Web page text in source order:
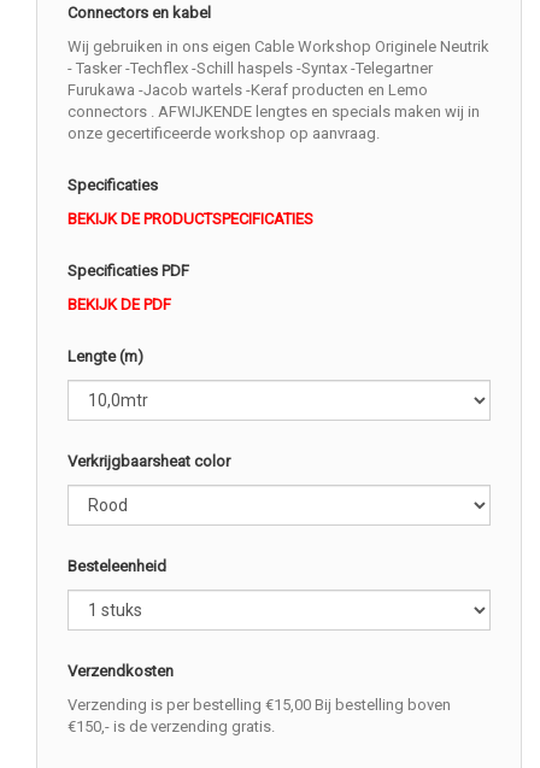
Connectors en kabel
Wij gebruiken in ons eigen Cable Workshop Originele Neutrik
- Tasker -Techflex -Schill haspels -Syntax -Telegartner
Furukawa -Jacob wartels -Keraf producten en Lemo
connectors . AFWIJKENDE lengtes en specials maken wij in
onze gecertificeerde workshop op aanvraag.
Specificaties
BEKIJK DE PRODUCTSPECIFICATIES
Specificaties PDF
BEKIJK DE PDF
Lengte (m)
Verkrijgbaarsheat color
Besteleenheid
Verzendkosten
Verzending is per bestelling €15,00 Bij bestelling boven
€150,- is de verzending gratis.